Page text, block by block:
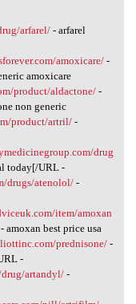
arfarel/- arfarel
amoxicare/-
amoxicare
product/aldactone/-
non generic
product/artril/-
drug
today[/URL -
drugs/atenolol/-
item/amoxan
best price usa
prednisone/-
-
artandyl/-